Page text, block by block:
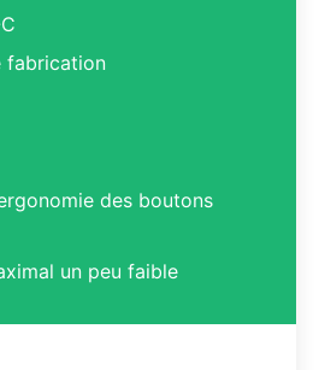
fabrication
des boutons
un peu faible